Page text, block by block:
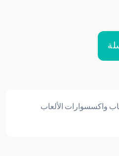
واكسسوارات الألعاب